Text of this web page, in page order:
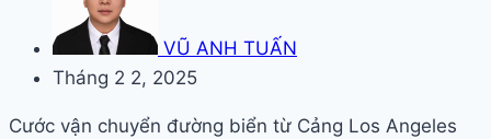
VŨ ANH TUẤN
Tháng 2 2, 2025
Cước vận chuyển đường biển từ Cảng Los Angeles